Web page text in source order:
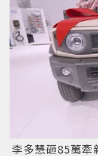
李多慧砸85萬